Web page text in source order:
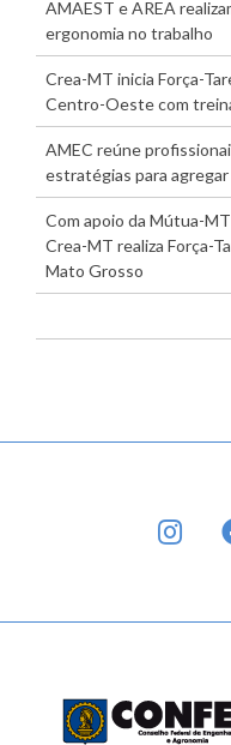
AMAEST e AREA
ergonomia no trabalho
Crea-MT inicia Força-
Centro-Oeste com
AMEC reúne
estratégias para
Com apoio da Mútua-
Crea-MT realiza Força-
Mato Grosso